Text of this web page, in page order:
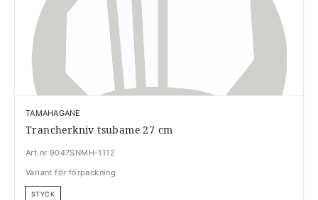
TAMAHAGANE
Trancherkniv tsubame 27 cm
Art.nr 9047SNMH-1112
Variant för förpackning
STYCK